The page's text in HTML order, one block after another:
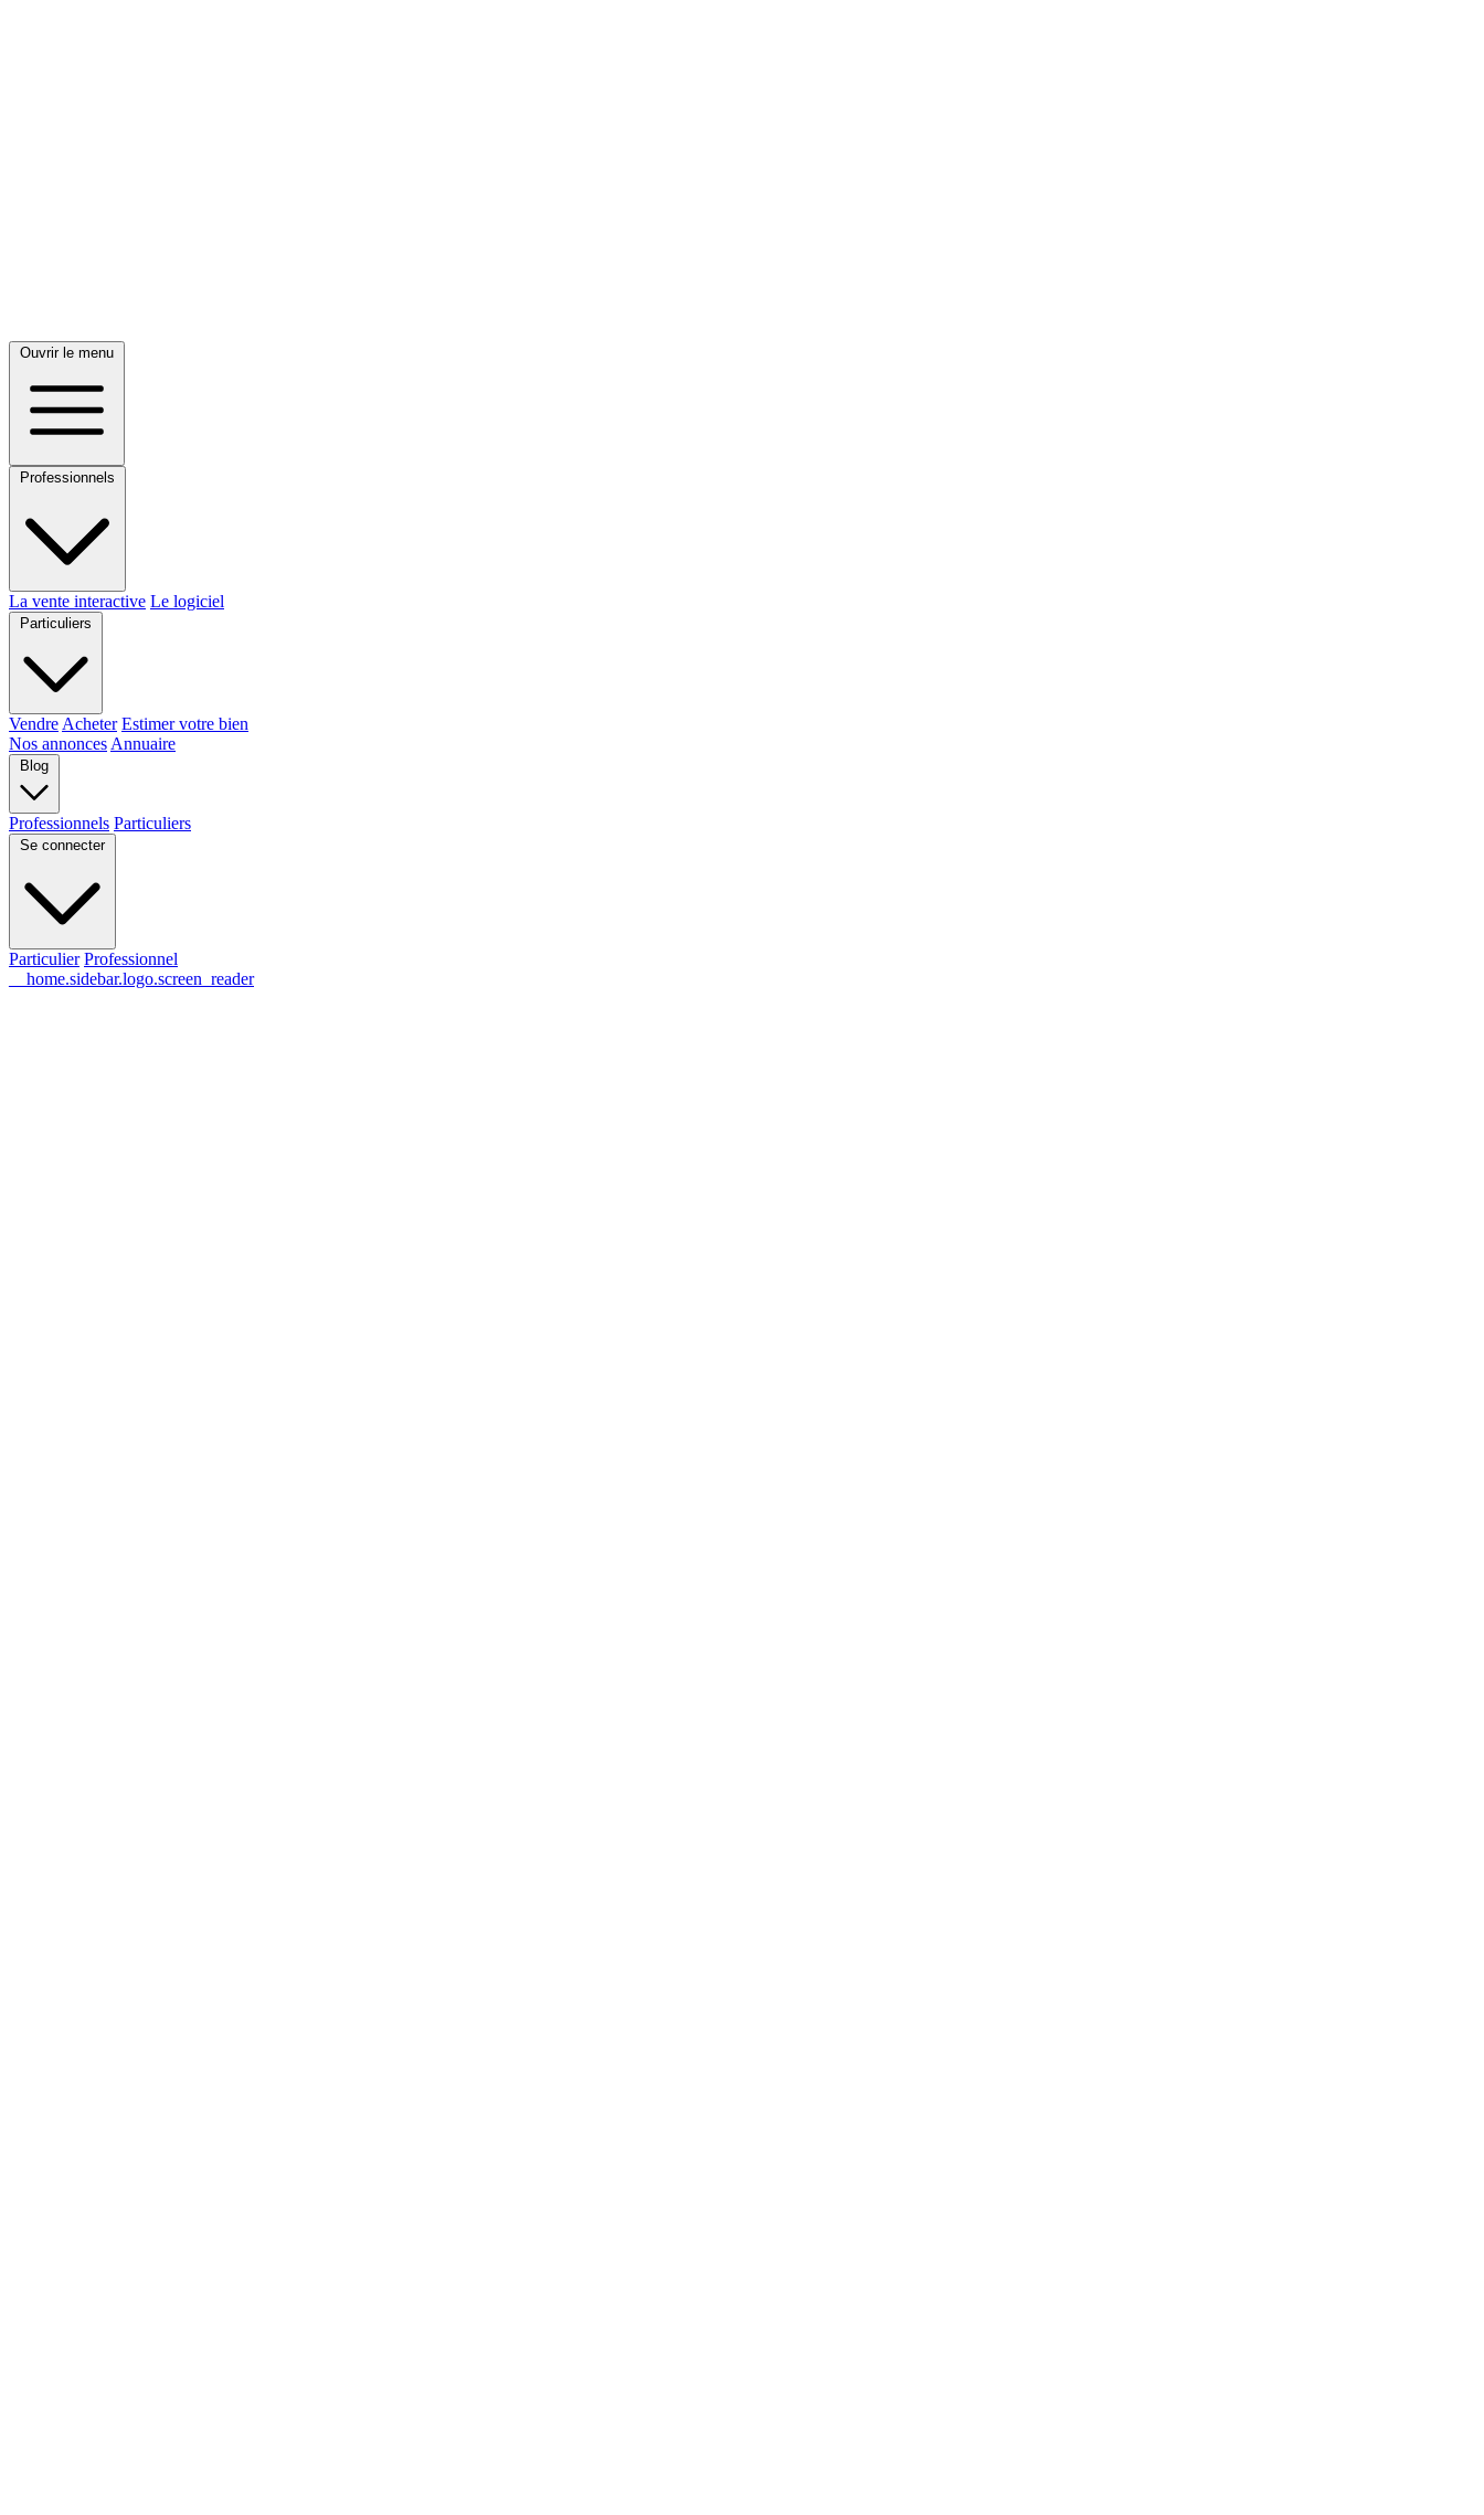
Ouvrir le menu
Professionnels
La vente interactive Le logiciel
Particuliers
Vendre Acheter Estimer votre bien
Nos annonces Annuaire
Blog
Professionnels Particuliers
Se connecter
Particulier Professionnel
__home.sidebar.logo.screen_reader